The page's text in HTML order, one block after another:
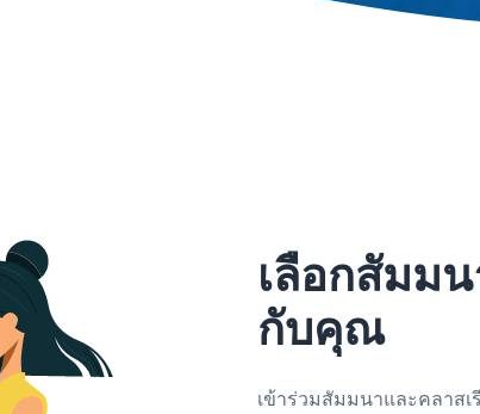
เลือกสัมม
กับคุณ
เข้าร่วมสัมมนาและคลาสเ